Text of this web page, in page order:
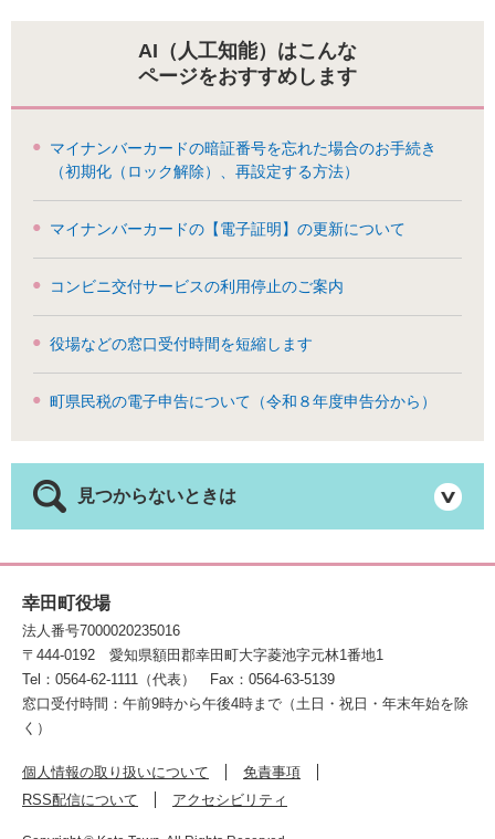
AI（人工知能）はこんな
ページをおすすめします
マイナンバーカードの暗証番号を忘れた場合のお手続き
（初期化（ロック解除）、再設定する方法）
マイナンバーカードの【電子証明】の更新について
コンビニ交付サービスの利用停止のご案内
役場などの窓口受付時間を短縮します
町県民税の電子申告について（令和８年度申告分から）
見つからないときは
幸田町役場
法人番号7000020235016
〒444-0192
愛知県額田郡幸田町大字菱池字元林1番地1
Tel：0564-62-1111（代表）
Fax：0564-63-5139
窓口受付時間：午前9時から午後4時まで（土日・祝日・年末年始を除
く）
個人情報の取り扱いについて
免責事項
RSS配信について
アクセシビリティ